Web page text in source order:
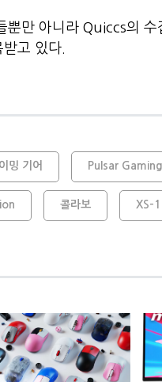
뿐만 아니라 Quiccs의
고 있다.
밍 기어 Pulsar
콜라보 XS-1